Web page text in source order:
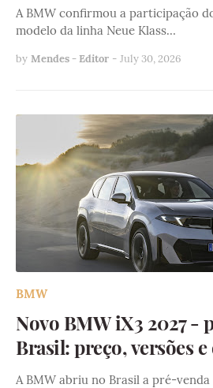
A BMW confirmou a participação
modelo da linha Neue Klass…
by Mendes - Editor - July 30, 2026
BMW
Novo BMW iX3 2027 -
Brasil: preço, versões e
A BMW abriu no Brasil a pré-